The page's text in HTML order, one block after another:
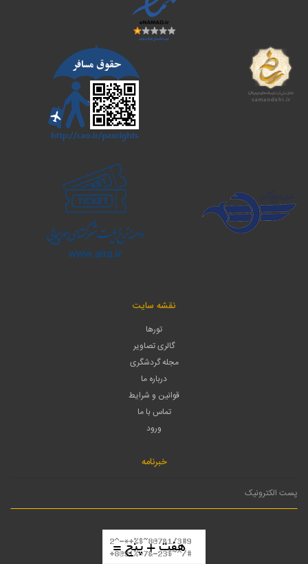
نقشه سایت
تورها
گالری تصاویر
مجله گردشگری
درباره ما
قوانین و شرایط
تماس با ما
ورود
خبرنامه